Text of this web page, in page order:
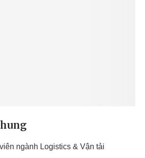
ngành Logistics & Vận tải